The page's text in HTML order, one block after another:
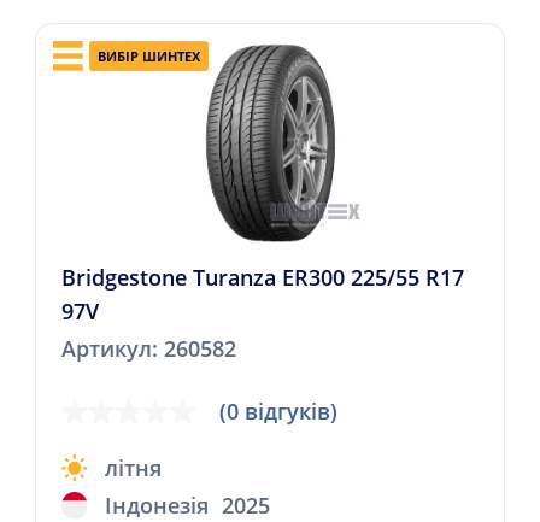
ВИБІР ШИНТЕХ
Bridgestone Turanza ER300 225/55 R17
97V
Артикул: 260582
(0 відгуків)
літня
Індонезія 2025